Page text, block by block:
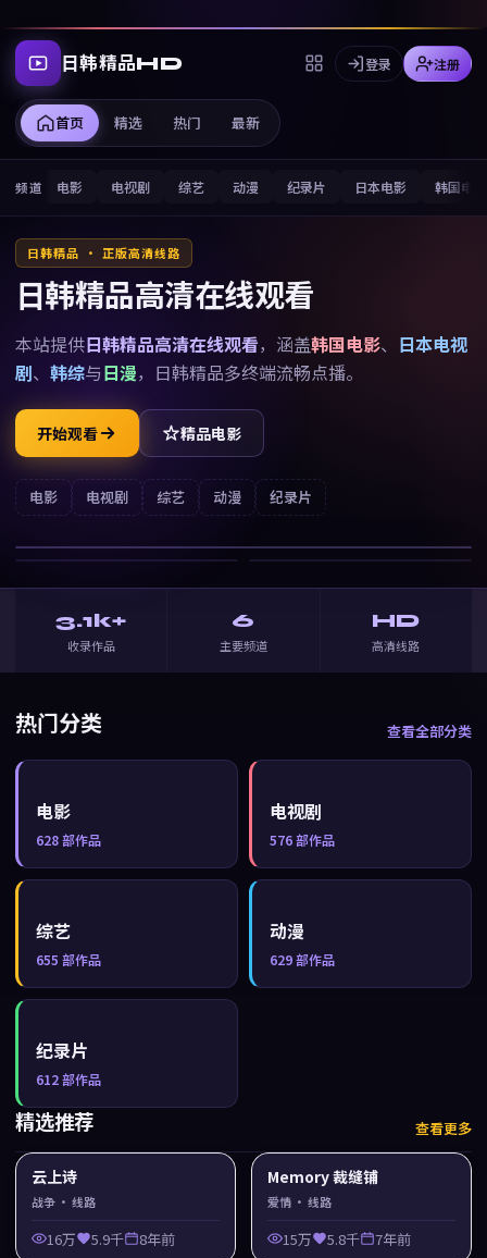
日韩精品HD
首页 精选 热门 最新
登录 注册
频道 电影 电视剧 综艺 动漫 纪录片 日本电影 韩国电影
日韩精品 · 正版高清线路
日韩精品高清在线观看
本站提供日韩精品高清在线观看，涵盖韩国电影、 日本电视
剧、 韩综与日漫， 日韩精品多终端流畅点播。
开始观看 精品电影
电影 电视剧 综艺 动漫 纪录片
云上诗
战争· ⭐7.0
3.1k+
收录作品
6
主要频道
HD
高清线路
热门分类 查看全部分类
电影
628部作品
电视剧
576部作品
综艺
655 部作品
动漫
629部作品
纪录片
612部作品
精选推荐 查看更多
云上诗
战争 · 线路
16万 5.9千 8年前
Memory 裁缝铺
爱情 · 线路
15万 5.8千 7年前